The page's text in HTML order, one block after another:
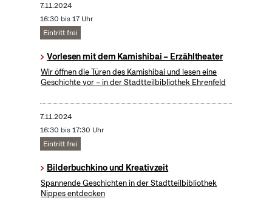
7.11.2024
16:30 bis 17 Uhr
Eintritt frei
Vorlesen mit dem Kamishibai – Erzähltheater
Wir öffnen die Türen des Kamishibai und lesen eine
Geschichte vor – in der Stadtteilbibliothek Ehrenfeld
7.11.2024
16:30 bis 17:30 Uhr
Eintritt frei
Bilderbuchkino und Kreativzeit
Spannende Geschichten in der Stadtteilbibliothek
Nippes entdecken